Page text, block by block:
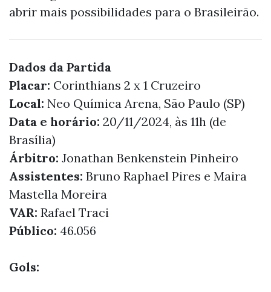
abrir mais possibilidades para o Brasileirão.
Dados da Partida
Placar: Corinthians 2 x 1 Cruzeiro
Local: Neo Química Arena, São Paulo (SP)
Data e horário: 20/11/2024, às 11h (de
Brasília)
Árbitro: Jonathan Benkenstein Pinheiro
Assistentes: Bruno Raphael Pires e Maira
Mastella Moreira
VAR: Rafael Traci
Público: 46.056
Gols: